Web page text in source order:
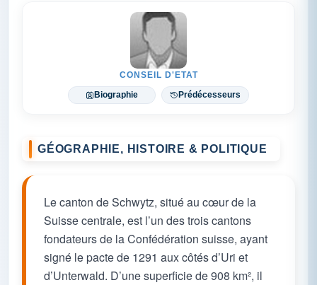
CONSEIL D'ETAT
Biographie Prédécesseurs
GÉOGRAPHIE, HISTOIRE & POLITIQUE
Le canton de Schwytz, situé au cœur de la
Suisse centrale, est l’un des trois cantons
fondateurs de la Confédération suisse, ayant
signé le pacte de 1291 aux côtés d’Uri et
d’Unterwald. D’une superficie de 908 km², il